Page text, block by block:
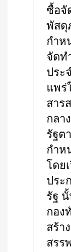
ซื้อจั
พัสดุ
กำห
จัดท
ประ
แพร่
สาร
กลา
รัฐต
กำห
โดย
ประ
รัฐ
กอง
สร้า
สรร